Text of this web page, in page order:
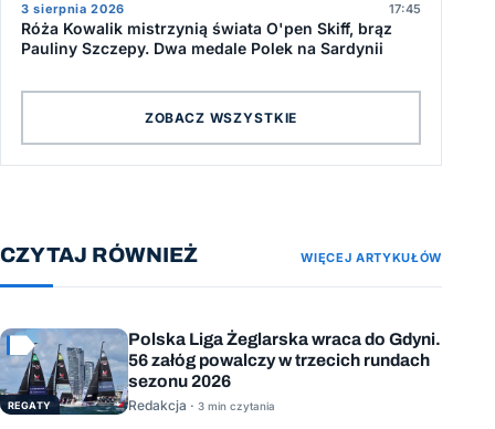
3 sierpnia 2026 17:45
Róża Kowalik mistrzynią świata O'pen Skiff, brąz
Pauliny Szczepy. Dwa medale Polek na Sardynii
ZOBACZ WSZYSTKIE
CZYTAJ RÓWNIEŻ WIĘCEJ ARTYKUŁÓW
REGATY
Polska Liga Żeglarska wraca do Gdyni.
56 załóg powalczy w trzecich rundach
sezonu 2026
Redakcja · 3 min czytania